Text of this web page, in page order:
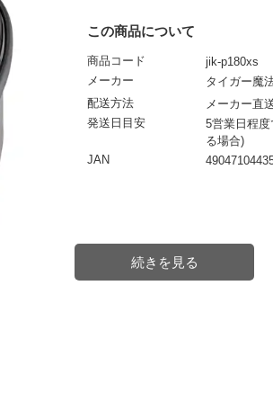
この商品について
商品コード
jik-p180xs
メーカー
タイガー魔
配送方法
メーカー直
発送日目安
5営業日程
る場合)
JAN